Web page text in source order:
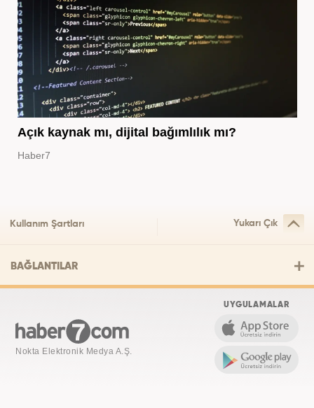
Açık kaynak mı, dijital bağımlılık mı?
Haber7
Kullanım Şartları Yukarı Çık
BAĞLANTILAR
Nokta Elektronik Medya A.Ş.
UYGULAMALAR